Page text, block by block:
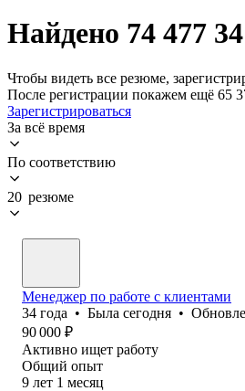
Найдено 74 477
Чтобы видеть все резюме,
После регистрации покажем ещё 65
Зарегистрироваться
За всё время
По соответствию
20 резюме
Менеджер по работе с клиентами
34 года • Была сегодня •
90 000 ₽
Активно ищет работу
Общий опыт
9 лет 1 месяц